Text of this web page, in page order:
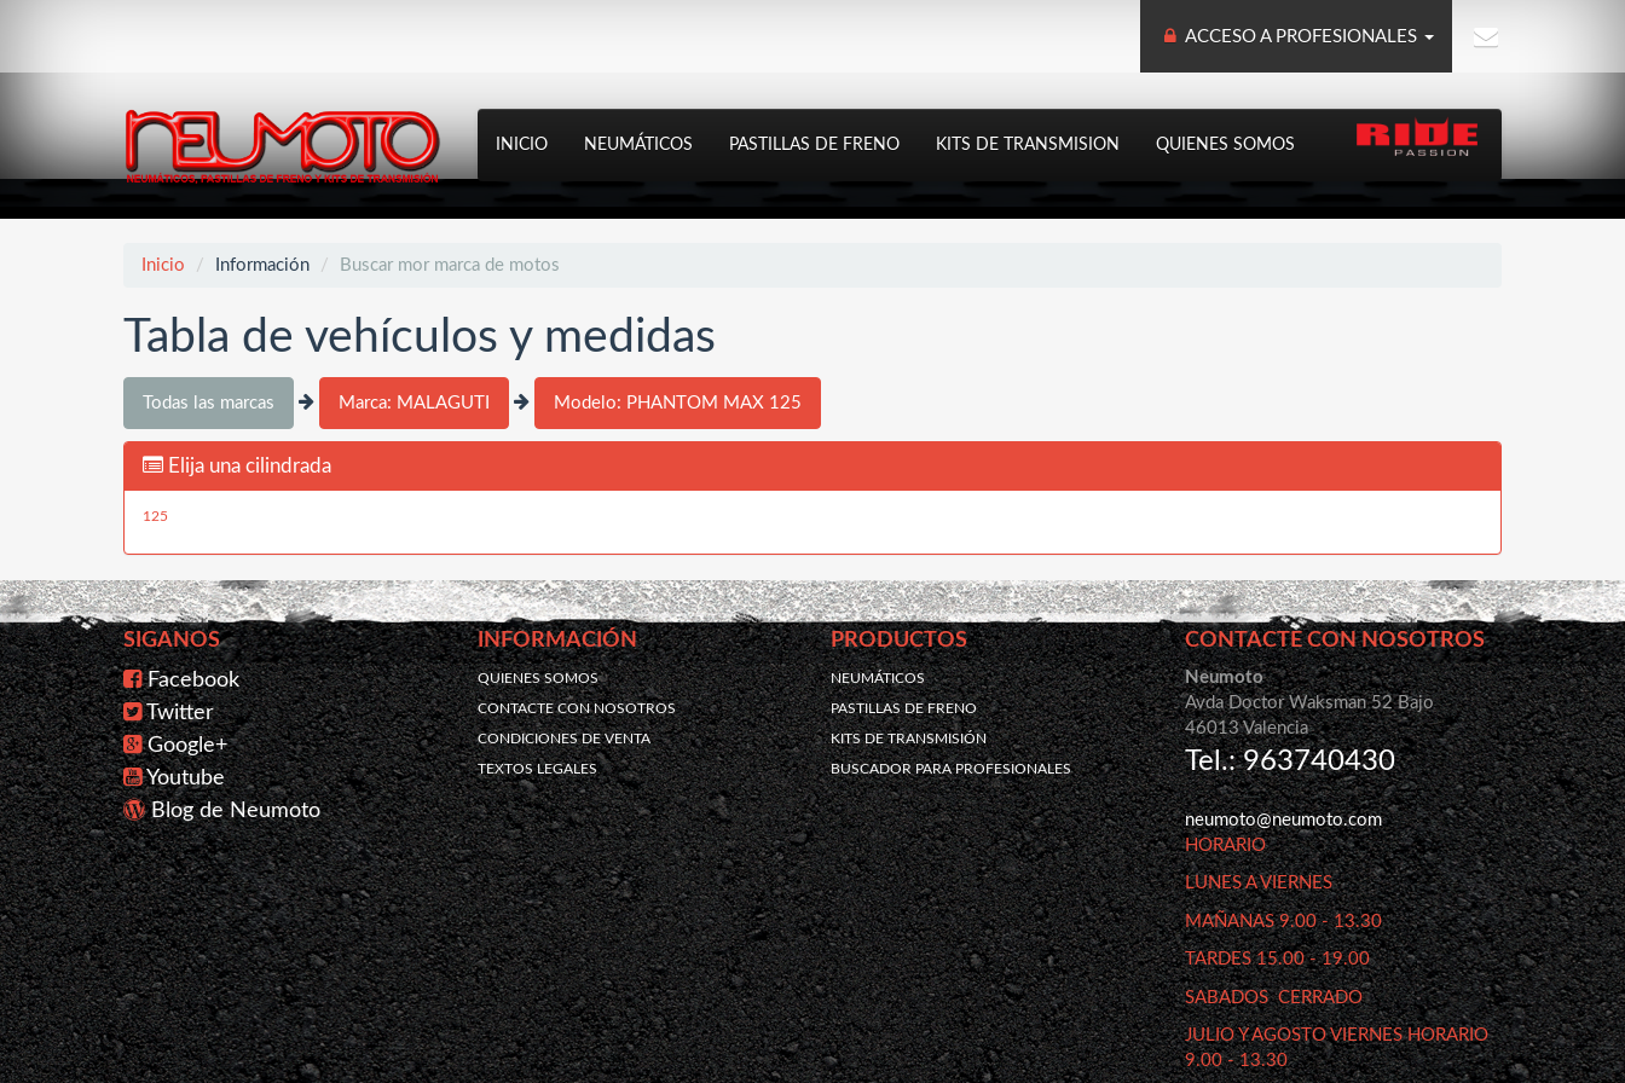
ACCESO A PROFESIONALES
INICIO NEUMÁTICOS PASTILLAS DE FRENO KITS DE TRANSMISION QUIENES SOMOS
Inicio Información Buscar mor marca de motos
Tabla de vehículos y medidas
Todas las marcas Marca: MALAGUTI Modelo: PHANTOM MAX 125
Elija una cilindrada
125
SIGANOS
Facebook
Twitter
Google+
Youtube
Blog de Neumoto
INFORMACIÓN
QUIENES SOMOS
CONTACTE CON NOSOTROS
CONDICIONES DE VENTA
TEXTOS LEGALES
PRODUCTOS
NEUMÁTICOS
PASTILLAS DE FRENO
KITS DE TRANSMISIÓN
BUSCADOR PARA PROFESIONALES
CONTACTE CON NOSOTROS
Neumoto
Avda Doctor Waksman 52 Bajo
46013 Valencia
Tel.: 963740430
neumoto@neumoto.com
HORARIO
LUNES A VIERNES
MAÑANAS 9.00 - 13.30
TARDES 15.00 - 19.00
SABADOS CERRADO
JULIO Y AGOSTO VIERNES HORARIO
9.00 - 13.30